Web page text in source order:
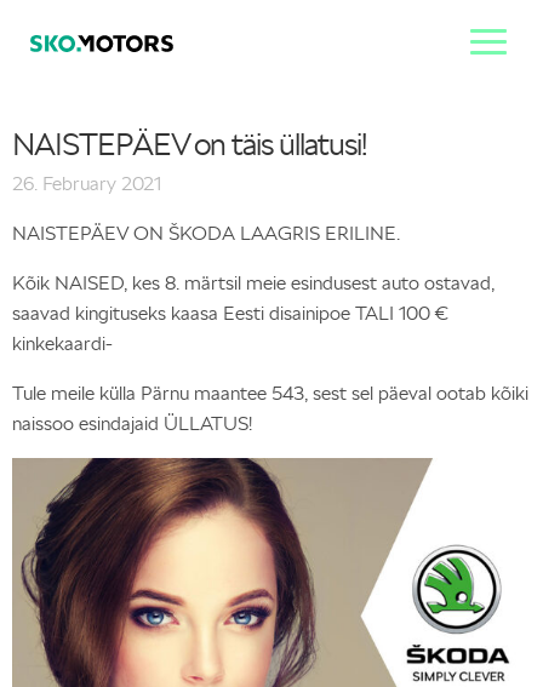
NAISTEPÄEV on täis üllatusi!
26. February 2021
NAISTEPÄEV ON ŠKODA LAAGRIS ERILINE.
Kõik NAISED, kes 8. märtsil meie esindusest auto ostavad,
saavad kingituseks kaasa Eesti disainipoe TALI 100 €
kinkekaardi-
Tule meile külla Pärnu maantee 543, sest sel päeval ootab kõiki
naissoo esindajaid ÜLLATUS!